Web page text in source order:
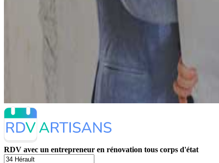
RDV avec un entrepreneur en rénovation tous corps d'état